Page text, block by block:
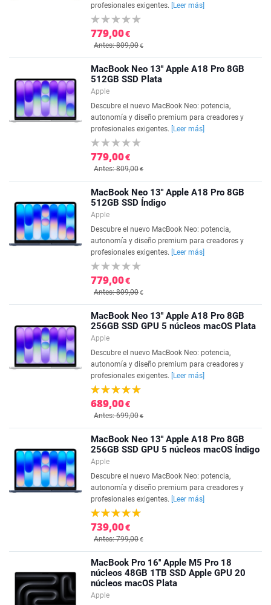
profesionales exigentes. [Leer más]
779,00€
Antes: 809,00€
MacBook Neo 13'' Apple A18 Pro 8GB
512GB SSD Plata
Apple
Descubre el nuevo MacBook Neo: potencia,
autonomía y diseño premium para creadores y
profesionales exigentes.
[Leer más]
779,00€
Antes: 809,00€
MacBook Neo 13'' Apple A18 Pro 8GB
512GB SSD Índigo
Apple
Descubre el nuevo MacBook Neo: potencia,
autonomía y diseño premium para creadores y
profesionales exigentes.
[Leer más]
779,00€
Antes: 809,00€
MacBook Neo 13'' Apple A18 Pro 8GB
256GB SSD GPU 5 núcleos macOS Plata
Apple
Descubre el nuevo MacBook Neo: potencia,
autonomía y diseño premium para creadores y
profesionales exigentes.
[Leer más]
689,00€
Antes: 699,00€
MacBook Neo 13'' Apple A18 Pro 8GB
256GB SSD GPU 5 núcleos macOS Índigo
Apple
Descubre el nuevo MacBook Neo: potencia,
autonomía y diseño premium para creadores y
profesionales exigentes.
[Leer más]
739,00€
Antes: 799,00€
MacBook Pro 16'' Apple M5 Pro 18
núcleos 48GB 1TB SSD Apple GPU 20
núcleos macOS Plata
Apple